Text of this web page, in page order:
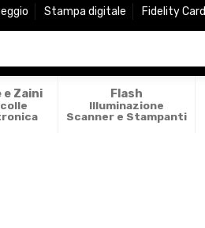
Stampa digitale Fidelity Card
e Zaini Flash
Illuminazione
Scanner e Stampanti